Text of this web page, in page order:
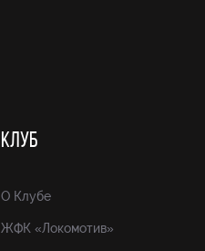
КЛУБ
О Клубе
ЖФК «Локомотив»